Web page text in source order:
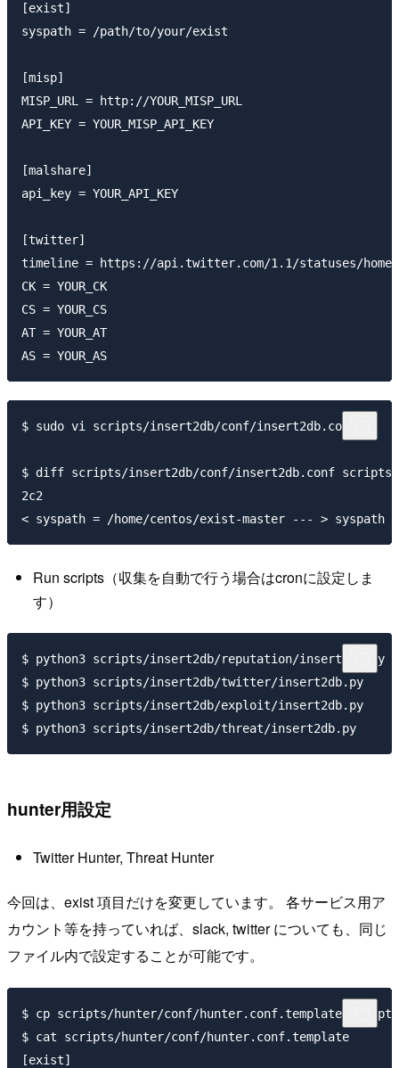
[exist]
syspath = /path/to/your/exist
[misp]
MISP_URL = http://YOUR_MISP_URL
API_KEY = YOUR_MISP_API_KEY
[malshare]
api_key = YOUR_API_KEY
[twitter]
timeline = https://api.twitter.com/1.1/statuses/
CK = YOUR_CK
CS = YOUR_CS
AT = YOUR_AT
$ sudo vi scripts/insert2db/conf/insert2db.conf
$ diff scripts/insert2db/conf/insert2db.conf scripts/
2c2
Run scripts（収集を自動で行う場合はcronに設定しま
す）
$ python3 scripts/insert2db/reputation/insert2db.py
$ python3 scripts/insert2db/twitter/insert2db.py
$ python3 scripts/insert2db/exploit/insert2db.py
hunter用設定
Twitter Hunter, Threat Hunter
今回は、exist 項目だけを変更しています。 各サービス用ア
カウント等を持っていれば、slack, twitter についても、同じ
ファイル内で設定することが可能です。
$ cp scripts/hunter/conf/hunter.conf.template
$ cat scripts/hunter/conf/hunter.conf.template
[exist]